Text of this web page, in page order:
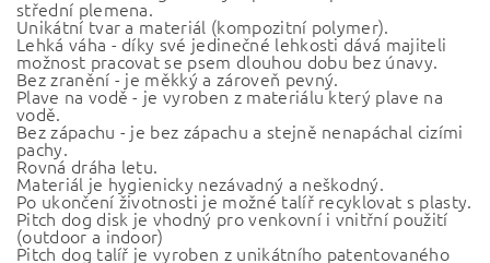
střední plemena.
Unikátní tvar a materiál (kompozitní polymer).
Lehká váha - díky své jedinečné lehkosti dává majiteli
možnost pracovat se psem dlouhou dobu bez únavy.
Bez zranění - je měkký a zároveň pevný.
Plave na vodě - je vyroben z materiálu který plave na
vodě.
Bez zápachu - je bez zápachu a stejně nenapáchal cizími
pachy.
Rovná dráha letu.
Materiál je hygienicky nezávadný a neškodný.
Po ukončení životnosti je možné talíř recyklovat s plasty.
Pitch dog disk je vhodný pro venkovní i vnitřní použití
(outdoor a indoor)
Pitch dog talíř je vyroben z unikátního patentovaného